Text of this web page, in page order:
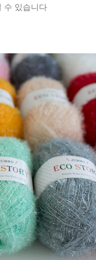
수 있습니다